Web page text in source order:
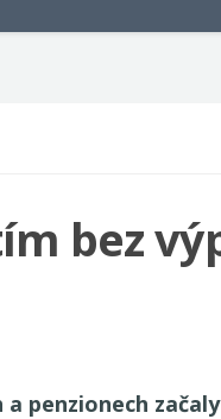
bez
penzionech začaly